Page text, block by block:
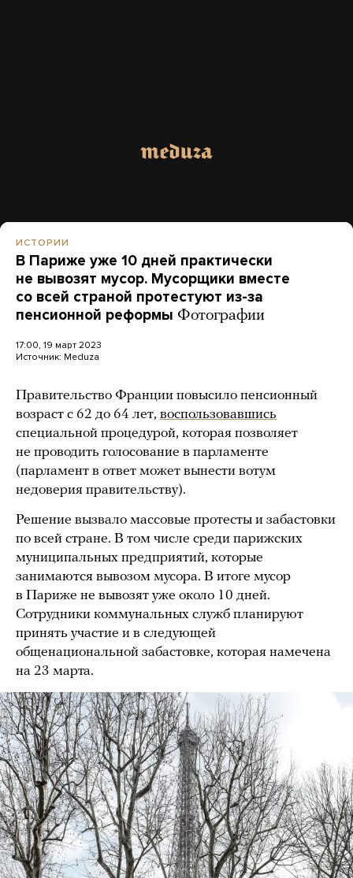
ИСТОРИИ
В Париже уже 10 дней практически
не вывозят мусор. Мусорщики вместе
со всей страной протестуют из-за
пенсионной реформы Фотографии
17:00, 19 март 2023
Источник: Meduza
Правительство Франции повысило пенсионный
возраст с 62 до 64 лет, воспользовавшись
специальной процедурой, которая позволяет
не проводить голосование в парламенте
(парламент в ответ может вынести вотум
недоверия правительству).
Решение вызвало массовые протесты и забастовки
по всей стране. В том числе среди парижских
муниципальных предприятий, которые
занимаются вывозом мусора. В итоге мусор
в Париже не вывозят уже около 10 дней.
Сотрудники коммунальных служб планируют
принять участие и в следующей
общенациональной забастовке, которая намечена
на 23 марта.